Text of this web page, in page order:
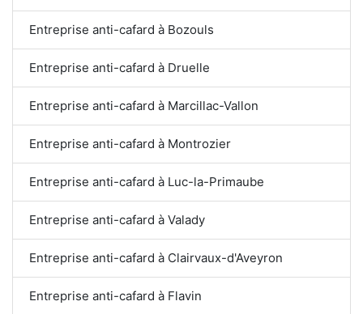
Entreprise anti-cafard à Bozouls
Entreprise anti-cafard à Druelle
Entreprise anti-cafard à Marcillac-Vallon
Entreprise anti-cafard à Montrozier
Entreprise anti-cafard à Luc-la-Primaube
Entreprise anti-cafard à Valady
Entreprise anti-cafard à Clairvaux-d'Aveyron
Entreprise anti-cafard à Flavin